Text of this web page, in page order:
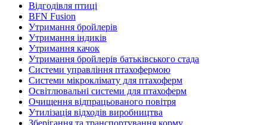
Відгодівля птиці
BFN Fusion
Утримання бройлерів
Утримання індиків
Утримання качок
Утримання бройлерів батьківського стада
Системи управління птахофермою
Системи мікроклімату для птахоферм
Освітлювальні системи для птахоферм
Очищення відпрацьованого повітря
Утилізація відходів виробництва
Зберігання та транспортування корму